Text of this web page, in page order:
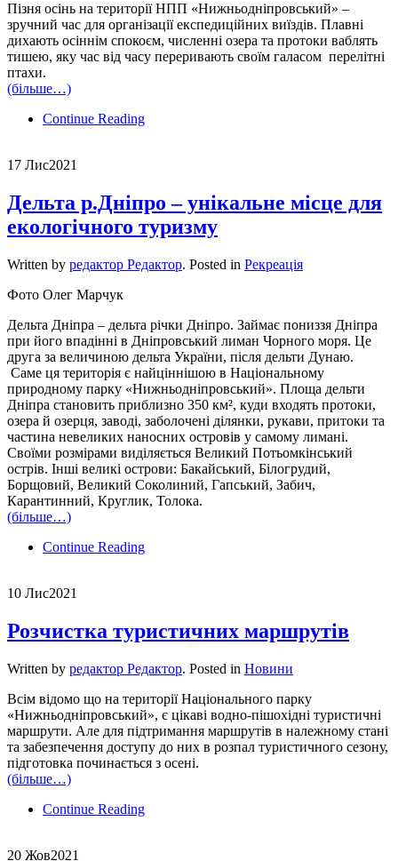
Пізня осінь на території НПП «Нижньодніпровський» –
зручний час для організації експедиційних виїздів. Плавні
дихають осіннім спокоєм, численні озера та протоки ваблять
тишею, яку час від часу переривають своїм галасом перелітні
птахи.
(більше…)
Continue Reading
17 Лис2021
Дельта р.Дніпро – унікальне місце для
екологічного туризму
Written by редактор Редактор. Posted in Рекреація
Фото Олег Марчук
Дельта Дніпра – дельта річки Дніпро. Займає пониззя Дніпра
при його впадінні в Дніпровський лиман Чорного моря. Це
друга за величиною дельта України, після дельти Дунаю.
Саме ця територія є найціннішою в Національному
природному парку «Нижньодніпровський». Площа дельти
Дніпра становить приблизно 350 км², куди входять протоки,
озера й озерця, заводі, заболочені ділянки, рукави, притоки та
частина невеликих наносних островів у самому лимані.
Своїми розмірами виділяється Великий Потьомкінський
острів. Інші великі острови: Бакайський, Білогрудий,
Борщовий, Великий Соколиний, Гапський, Забич,
Карантинний, Круглик, Толока.
(більше…)
Continue Reading
10 Лис2021
Розчистка туристичних маршрутів
Written by редактор Редактор. Posted in Новини
Всім відомо що на території Національного парку
«Нижньодніпровський», є цікаві водно-пішохідні туристичні
маршрути. Але для підтримання маршрутів в належному стані
та забезпечення доступу до них в розпал туристичного сезону,
підготовка починається з осені.
(більше…)
Continue Reading
20 Жов2021